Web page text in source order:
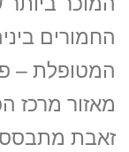
החמורים
המטופלת –
מאזור מרכז
זאבת